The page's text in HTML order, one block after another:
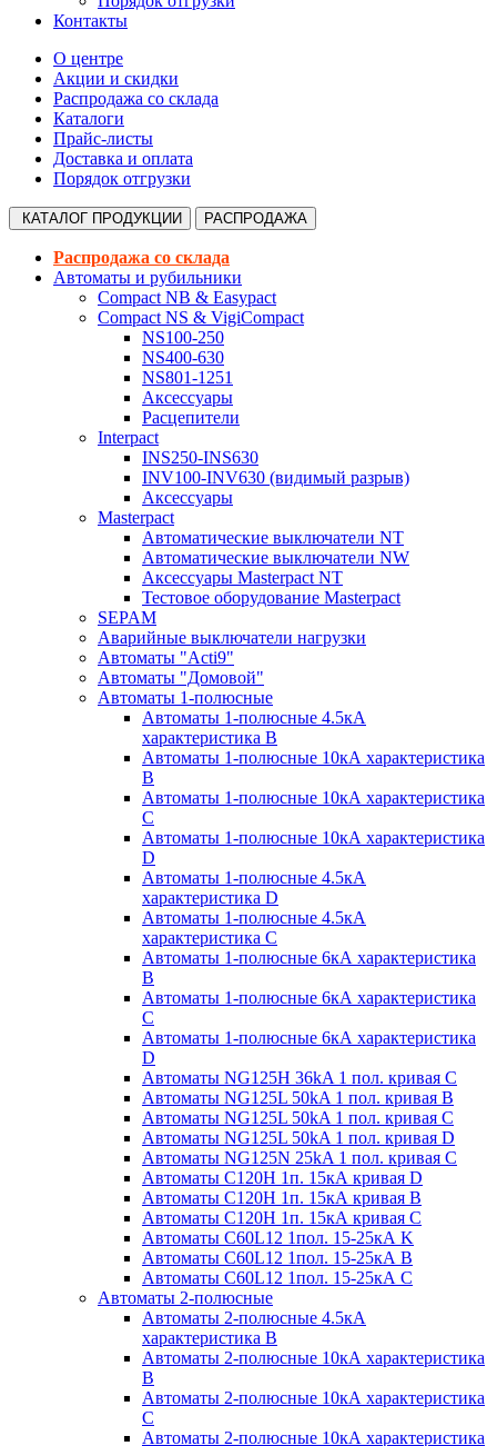
Контакты
О центре
Акции и скидки
Распродажа со склада
Каталоги
Прайс-листы
Доставка и оплата
Порядок отгрузки
КАТАЛОГ ПРОДУКЦИИ РАСПРОДАЖА
Распродажа со склада
Автоматы и рубильники
Compact NB & Easypact
Compact NS & VigiCompact
NS100-250
NS400-630
NS801-1251
Аксессуары
Расцепители
Interpact
INS250-INS630
INV100-INV630 (видимый разрыв)
Аксессуары
Masterpact
Автоматические выключатели NT
Автоматические выключатели NW
Аксессуары Masterpact NT
Тестовое оборудование Masterpact
SEPAM
Аварийные выключатели нагрузки
Автоматы "Acti9"
Автоматы "Домовой"
Автоматы 1-полюсные
Автоматы 1-полюсные 4.5кА
характеристика В
Автоматы 1-полюсные 10кА характеристика
B
Автоматы 1-полюсные 10кА характеристика
C
Автоматы 1-полюсные 10кА характеристика
D
Автоматы 1-полюсные 4.5кА
характеристика D
Автоматы 1-полюсные 4.5кА
характеристика С
Автоматы 1-полюсные 6кА характеристика
B
Автоматы 1-полюсные 6кА характеристика
C
Автоматы 1-полюсные 6кА характеристика
D
Автоматы NG125H 36kA 1 пол. кривая C
Автоматы NG125L 50kA 1 пол. кривая B
Автоматы NG125L 50kA 1 пол. кривая C
Автоматы NG125L 50kA 1 пол. кривая D
Автоматы NG125N 25kA 1 пол. кривая C
Автоматы С120H 1п. 15кА кривая D
Автоматы С120H 1п. 15кА кривая В
Автоматы С120H 1п. 15кА кривая С
Автоматы С60L12 1пол. 15-25кА K
Автоматы С60L12 1пол. 15-25кА В
Автоматы С60L12 1пол. 15-25кА С
Автоматы 2-полюсные
Автоматы 2-полюсные 4.5кА
характеристика В
Автоматы 2-полюсные 10кА характеристика
B
Автоматы 2-полюсные 10кА характеристика
C
Автоматы 2-полюсные 10кА характеристика